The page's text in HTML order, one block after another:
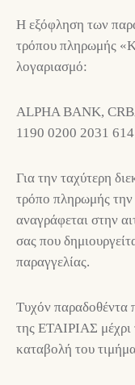
Η εξόφληση των
τρόπου πληρωμής
λογαριασμό:
ALPHA BANK,
1190 0200 2031 614
Για την ταχύτερη
τρόπο πληρωμής την
αναγράφεται στην
σας που
παραγγελίας.
Τυχόν παραδοθέντα
της ΕΤΑΙΡIΑΣ μέχρι
καταβολή του